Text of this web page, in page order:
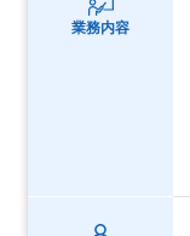
業務内容